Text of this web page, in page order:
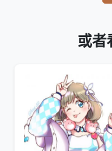
或者